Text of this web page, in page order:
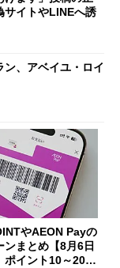
イトやLINEへ誘
、アベイユ・ロイ
やAEON Payの
ンまとめ【8月6日
イント10～20倍